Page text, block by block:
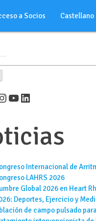
a Socios Castellano
YouTube
LinkedIn
Internacional de
LAHRS 2026
Global 2026 en Heart
Deportes, Ejercicio y
de campo pulsado